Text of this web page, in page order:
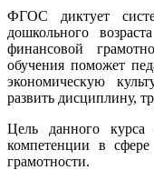
ФГОС диктует
дошкольного
финансовой
обучения поможет
экономическую
развить дисциплину,
Цель данного курса
компетенции в
грамотности.